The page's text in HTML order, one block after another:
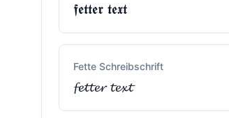
𝖋𝖊𝖙𝖙𝖊𝖗 𝖙𝖊𝖝𝖙
Fette Schreibschrift
𝓯𝓮𝓽𝓽𝓮𝓻 𝓽𝓮𝔁𝓽